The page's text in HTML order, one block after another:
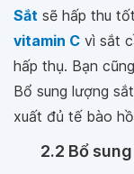
Sắt sẽ hấp thu
vitamin C vì sắt
hấp thụ. Bạn
Bổ sung lượng
xuất đủ tế bào
2.2 Bổ